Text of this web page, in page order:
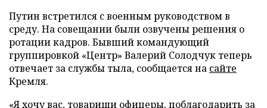
Путин встретился с военным руководством в
среду. На совещании были озвучены решения о
ротации кадров. Бывший командующий
группировкой «Центр» Валерий Солодчук теперь
отвечает за службы тыла, сообщается на сайте
Кремля.
«Я хочу вас, товарищи офицеры, поблагодарить за